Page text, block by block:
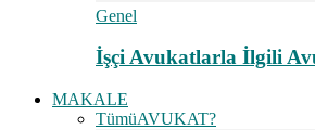
Genel
İşçi Avukatlarla İlgili
MAKALE
TümüAVUKAT?